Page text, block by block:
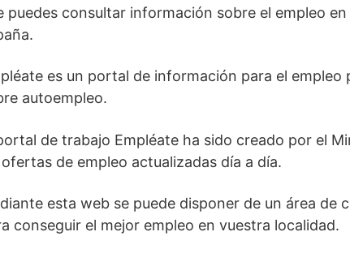
puedes consultar información sobre el empleo
es un portal de información para el
autoempleo.
de trabajo Empléate ha sido creado por el
ofertas de empleo actualizadas día a día.
esta web se puede disponer de un área
conseguir el mejor empleo en vuestra localidad.